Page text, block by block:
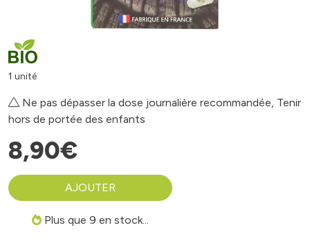
1 unité
Ne pas dépasser la dose journalière recommandée, Tenir
hors de portée des enfants
8,90€
AJOUTER
Plus que 9 en stock...